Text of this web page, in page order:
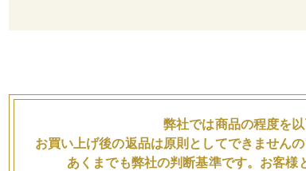
弊社では商品の程度を
お買い上げ後の返品は原則としてできません
あくまでも弊社の判断基準です。お客様